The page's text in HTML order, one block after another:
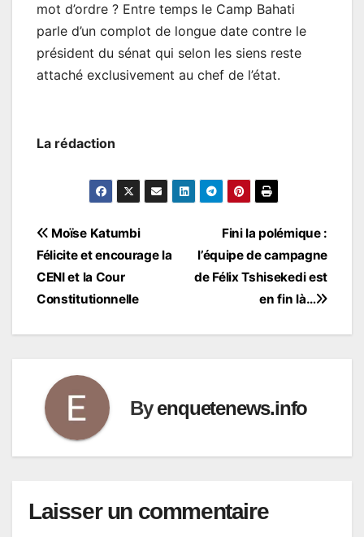
mot d’ordre ? Entre temps le Camp Bahati
parle d’un complot de longue date contre le
président du sénat qui selon les siens reste
attaché exclusivement au chef de l’état.
La rédaction
Navigation
de
l’article
Fini la polémique :
l’équipe de campagne
de Félix Tshisekedi est
en fin là…
Moïse Katumbi
Félicite et encourage la
CENI et la Cour
Constitutionnelle
Byenquetenews.info
Laisser un commentaire